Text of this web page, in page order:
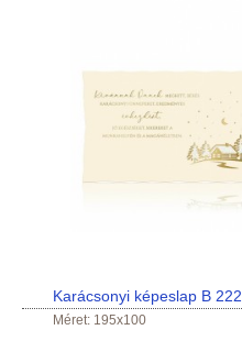
Karácsonyi képeslap B 222
Méret: 195x100